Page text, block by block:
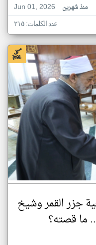
Jun 01, 2026
منذ شهرين
عدد الكلمات: ٢١٥
جزر القمر وشيخ
ما قصته؟